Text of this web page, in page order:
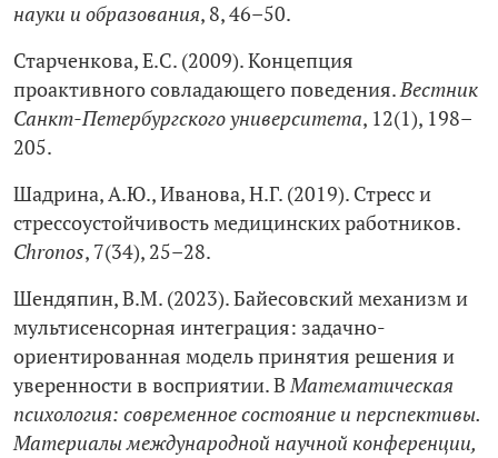
науки и образования, 8, 46–50.
Старченкова, Е.С. (2009). Концепция
проактивного совладающего поведения.Вестник
Санкт-Петербургского университета, 12(1), 198–
205.
Шадрина, А.Ю., Иванова, Н.Г. (2019). Стресс и
стрессоустойчивость медицинских работников.
Chronos, 7(34), 25–28.
Шендяпин, В.М. (2023). Байесовский механизм и
мультисенсорная интеграция: задачно-
ориентированная модель принятия решения и
уверенности в восприятии. ВМатематическая
психология: современное состояние и перспективы.
Материалы международной научной конференции,